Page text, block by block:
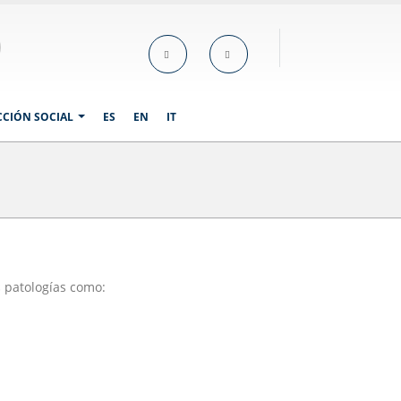
SOCIAL ES EN IT
como: